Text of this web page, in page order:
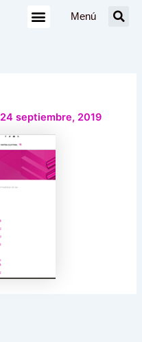
Menú
24 septiembre, 2019